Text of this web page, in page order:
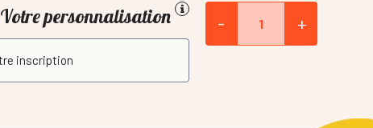
Votre personnalisation - +